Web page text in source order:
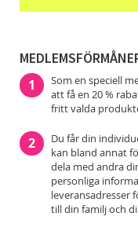
1
Som en speciell
att få en 20 %
fritt valda
2
Du får din
kan bland annat
dela med andra
personliga
leveransadresser
till din familj och